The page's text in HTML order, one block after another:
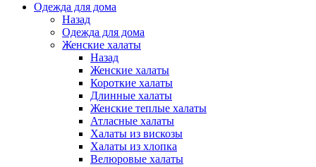
Одежда для дома
Назад
Одежда для дома
Женские халаты
Назад
Женские халаты
Короткие халаты
Длинные халаты
Женские теплые халаты
Атласные халаты
Халаты из вискозы
Халаты из хлопка
Велюровые халаты